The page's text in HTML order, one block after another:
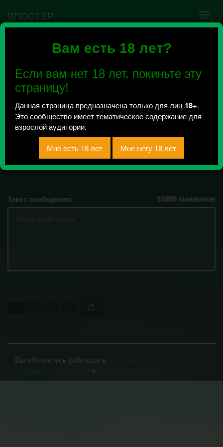
Вам есть 18 лет?
Если вам нет 18 лет, покиньте эту
страницу!
Данная страница предназначена только для лиц 18+.
Это сообщество имеет тематическое содержание для
взрослой аудитории.
ВПОСТЕР
Ошибка VK API #5
сообщества нужно авторизоваться на сервисе
повторно.
Совместные покупки
в Сафакулево.
Всего 0, за сегодня 0 сообщений
отправлено / Рейтинг 0
Текст сообщения: 15895 символов
Вы обязуетесь соблюдать
и